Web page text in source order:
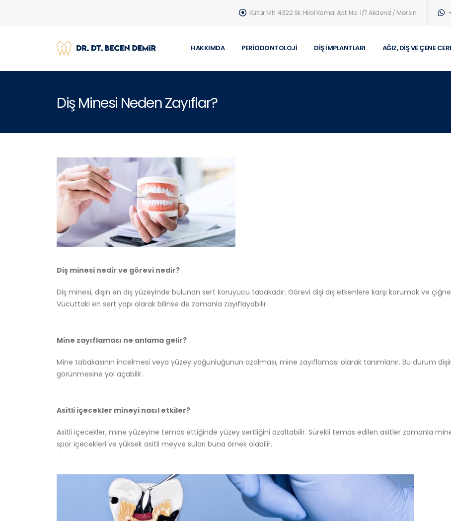
Kültür Mh. 4322 Sk. Hilal Kemal Apt. No: 1/7 Akdeniz / Mersin
HAKKIMDA PERIODONTOLOJI DIŞ İMPLANTLARI AĞIZ, DIŞ VE ÇENE
Diş Minesi Neden Zayıflar?
Diş minesi nedir ve görevi nedir?
Diş minesi, dişin en dış yüzeyinde bulunan sert koruyucu tabakadır. Görevi dişi dış etkenlere karşı korumak ve
Vücuttaki en sert yapı olarak bilinse de zamanla zayıflayabilir.
Mine zayıflaması ne anlama gelir?
Mine tabakasının incelmesi veya yüzey yoğunluğunun azalması, mine zayıflaması olarak tanımlanır. Bu durum
görünmesine yol açabilir.
Asitli içecekler mineyi nasıl etkiler?
Asitli içecekler, mine yüzeyine temas ettiğinde yüzey sertliğini azaltabilir. Sürekli temas edilen asitler zamanla
spor içecekleri ve yüksek asitli meyve suları buna örnek olabilir.